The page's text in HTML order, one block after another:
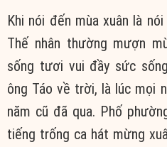
Khi nói đến mùa xuân là
Thế nhân thường mượn
sống tươi vui đầy sức
ông Táo về trời, là lúc mọi
năm cũ đã qua. Phố
tiếng trống ca hát mừng